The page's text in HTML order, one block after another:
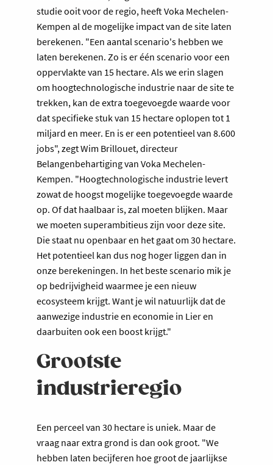
studie ooit voor de regio, heeft Voka Mechelen-
Kempen al de mogelijke impact van de site laten
berekenen. "Een aantal scenario's hebben we
laten berekenen. Zo is er één scenario voor een
oppervlakte van 15 hectare. Als we erin slagen
om hoogtechnologische industrie naar de site te
trekken, kan de extra toegevoegde waarde voor
dat specifieke stuk van 15 hectare oplopen tot 1
miljard en meer. En is er een potentieel van 8.600
jobs", zegt Wim Brillouet, directeur
Belangenbehartiging van Voka Mechelen-
Kempen. "Hoogtechnologische industrie levert
zowat de hoogst mogelijke toegevoegde waarde
op. Of dat haalbaar is, zal moeten blijken. Maar
we moeten superambitieus zijn voor deze site.
Die staat nu openbaar en het gaat om 30 hectare.
Het potentieel kan dus nog hoger liggen dan in
onze berekeningen. In het beste scenario mik je
op bedrijvigheid waarmee je een nieuw
ecosysteem krijgt. Want je wil natuurlijk dat de
aanwezige industrie en economie in Lier en
daarbuiten ook een boost krijgt."
Grootste
industrieregio
Een perceel van 30 hectare is uniek. Maar de
vraag naar extra grond is dan ook groot. "We
hebben laten becijferen hoe groot de jaarlijkse